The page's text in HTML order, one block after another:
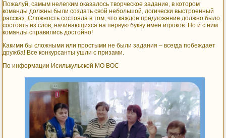
Пожалуй, самым нелегким оказалось творческое задание, в котором
команды должны были создать свой небольшой, логически выстроенный
рассказ. Сложность состояла в том, что каждое предложение должно было
состоять из слов, начинающихся на первую букву имен игроков. Но и с ним
команды справились достойно!
Какими бы сложными или простыми не были задания – всегда побеждает
дружба! Все конкурсанты ушли с призами.
По информации Исилькульской МО ВОС